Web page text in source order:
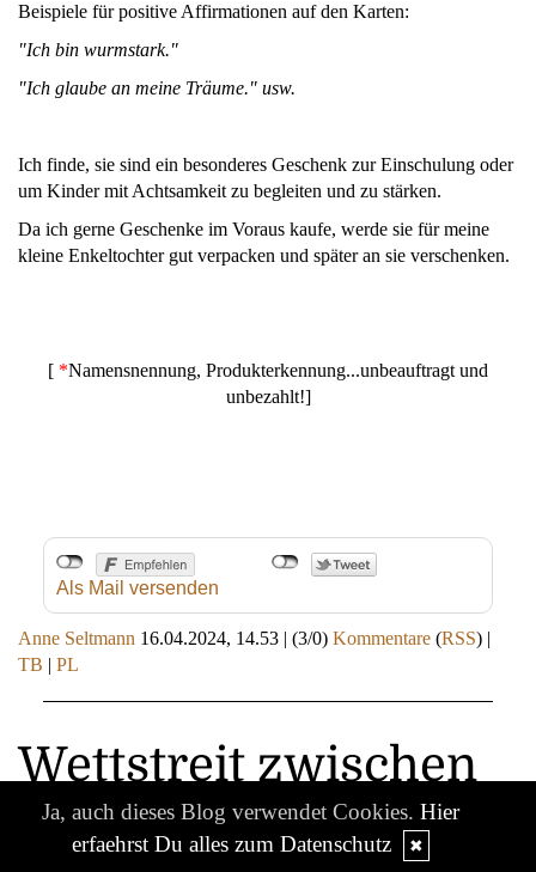
Beispiele für positive Affirmationen auf den Karten:
"Ich bin wurmstark."
"Ich glaube an meine Träume." usw.
Ich finde, sie sind ein besonderes Geschenk zur Einschulung oder
um Kinder mit Achtsamkeit zu begleiten und zu stärken.
Da ich gerne Geschenke im Voraus kaufe, werde sie für meine
kleine Enkeltochter gut verpacken und später an sie verschenken.
[ *Namensnennung, Produkterkennung...unbeauftragt und
unbezahlt!]
Als Mail versenden
Anne Seltmann 16.04.2024, 14.53 | (3/0) Kommentare (RSS) |
TB | PL
Wettstreit zwischen
Sonne und Wind
Ja, auch dieses Blog verwendet Cookies. Hier
erfaehrst Du alles zum Datenschutz
✖